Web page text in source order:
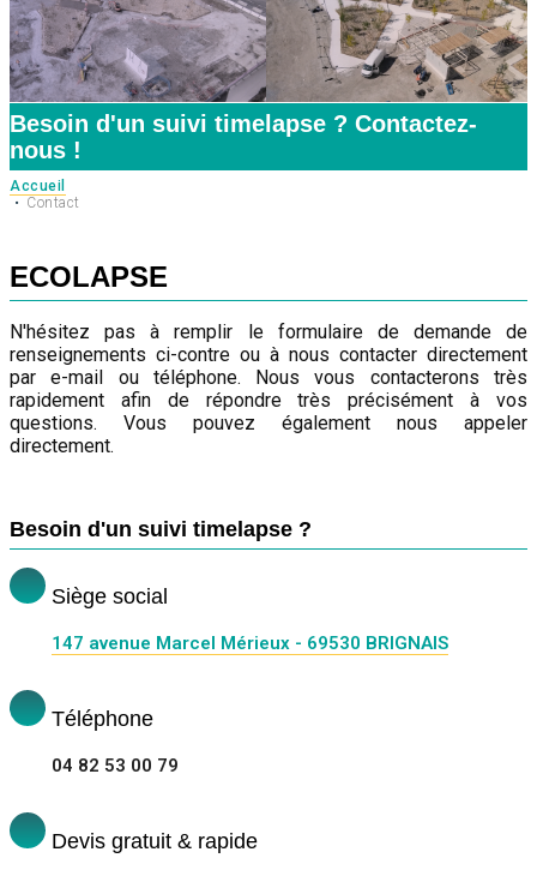
Besoin d'un suivi timelapse ? Contactez-
nous !
Accueil
Contact
ECOLAPSE
N'hésitez pas à remplir le formulaire de demande de
renseignements ci-contre ou à nous contacter directement
par e-mail ou téléphone. Nous vous contacterons très
rapidement afin de répondre très précisément à vos
questions. Vous pouvez également nous appeler
directement.
Besoin d'un suivi timelapse ?
Siège social
147 avenue Marcel Mérieux - 69530 BRIGNAIS
Téléphone
04 82 53 00 79
Devis gratuit & rapide